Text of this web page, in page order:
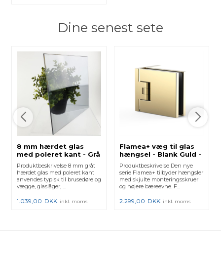
Dine senest sete
8 mm hærdet glas
med poleret kant - Grå
Produktbeskrivelse 8 mm gråt
hærdet glas med poleret kant
anvendes typisk til brusedøre og
vægge, glaslåger, ...
1.039,00 DKK inkl. moms
Flamea+ væg til glas
hængsel - Blank Guld -
2 stk.
Produktbeskrivelse Den nye
serie Flamea+ tilbyder hængsler
med skjulte monteringsskruer
og højere bæreevne. F...
2.299,00 DKK inkl. moms